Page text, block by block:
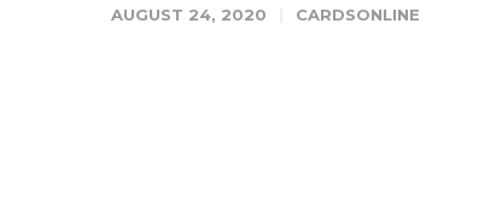
AUGUST 24, 2020 CARDSONLINE